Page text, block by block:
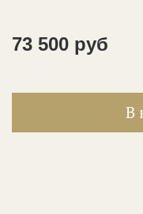
73 500 руб
В